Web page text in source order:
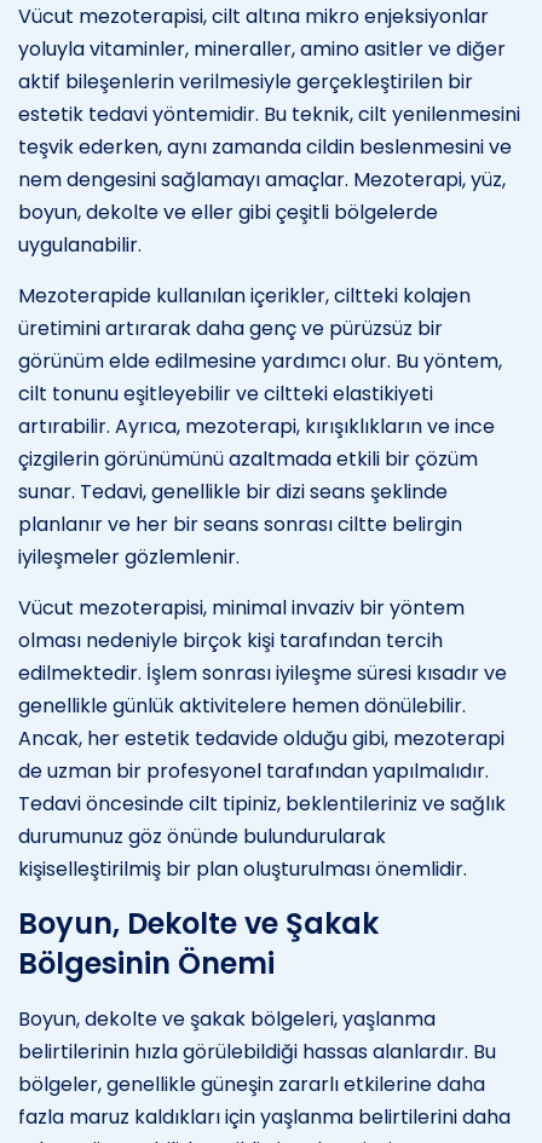
Vücut mezoterapisi, cilt altına mikro enjeksiyonlar
yoluyla vitaminler, mineraller, amino asitler ve diğer
aktif bileşenlerin verilmesiyle gerçekleştirilen bir
estetik tedavi yöntemidir. Bu teknik, cilt yenilenmesini
teşvik ederken, aynı zamanda cildin beslenmesini ve
nem dengesini sağlamayı amaçlar. Mezoterapi, yüz,
boyun, dekolte ve eller gibi çeşitli bölgelerde
uygulanabilir.
Mezoterapide kullanılan içerikler, ciltteki kolajen
üretimini artırarak daha genç ve pürüzsüz bir
görünüm elde edilmesine yardımcı olur. Bu yöntem,
cilt tonunu eşitleyebilir ve ciltteki elastikiyeti
artırabilir. Ayrıca, mezoterapi, kırışıklıkların ve ince
çizgilerin görünümünü azaltmada etkili bir çözüm
sunar. Tedavi, genellikle bir dizi seans şeklinde
planlanır ve her bir seans sonrası ciltte belirgin
iyileşmeler gözlemlenir.
Vücut mezoterapisi, minimal invaziv bir yöntem
olması nedeniyle birçok kişi tarafından tercih
edilmektedir. İşlem sonrası iyileşme süresi kısadır ve
genellikle günlük aktivitelere hemen dönülebilir.
Ancak, her estetik tedavide olduğu gibi, mezoterapi
de uzman bir profesyonel tarafından yapılmalıdır.
Tedavi öncesinde cilt tipiniz, beklentileriniz ve sağlık
durumunuz göz önünde bulundurularak
kişiselleştirilmiş bir plan oluşturulması önemlidir.
Boyun, Dekolte ve Şakak
Bölgesinin Önemi
Boyun, dekolte ve şakak bölgeleri, yaşlanma
belirtilerinin hızla görülebildiği hassas alanlardır. Bu
bölgeler, genellikle güneşin zararlı etkilerine daha
fazla maruz kaldıkları için yaşlanma belirtilerini daha